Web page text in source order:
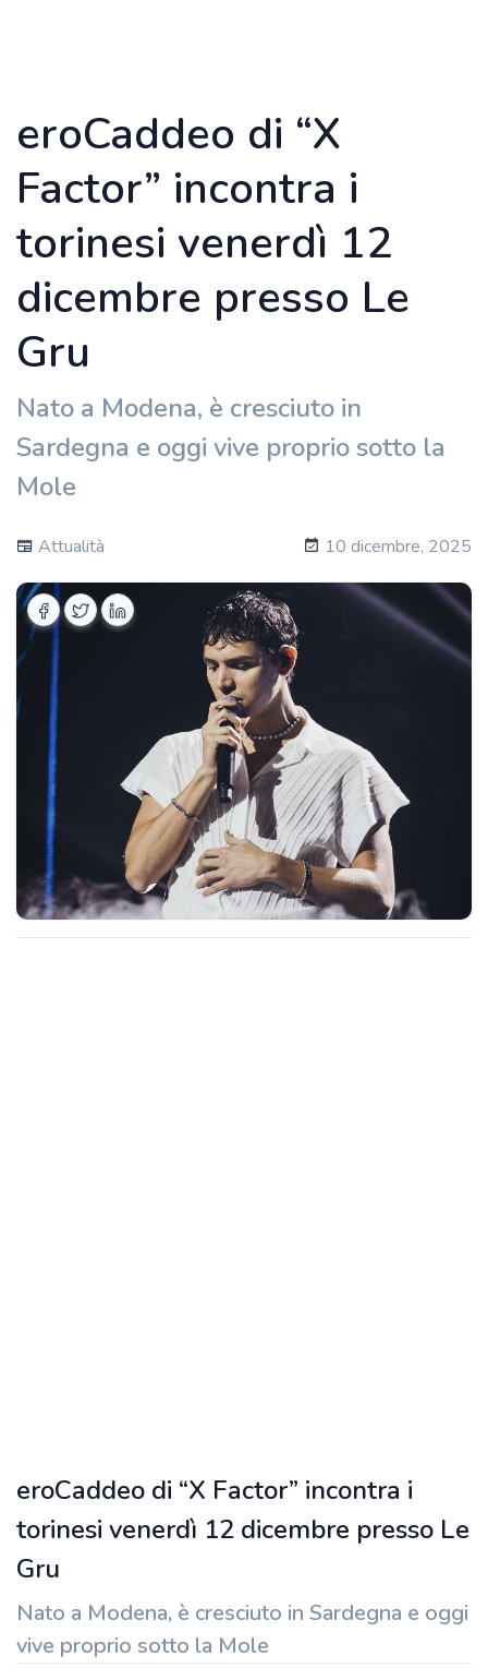
eroCaddeo di “X
Factor” incontra i
torinesi venerdì 12
dicembre presso Le
Gru
Nato a Modena, è cresciuto in
Sardegna e oggi vive proprio sotto la
Mole
Attualità 10 dicembre, 2025
eroCaddeo di “X Factor” incontra i
torinesi venerdì 12 dicembre presso Le
Gru
Nato a Modena, è cresciuto in Sardegna e oggi
vive proprio sotto la Mole